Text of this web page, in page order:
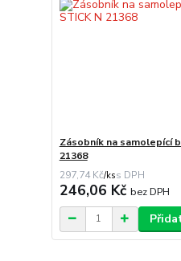
Zásobník na samolepící
21368
297,74 Kč/ks
246,06 Kč bez DPH